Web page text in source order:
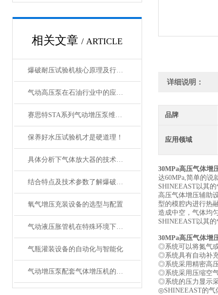
相关文章 / ARTICLE
爆破耐压试验机核心原理及行业应用
气动高压泵在石油行业中的应用及其关键特点是什么？
赛思特STA系列气动增压泵维护保养咨询
保养好水压试验机才是硬道理！
具体分析下气体放大器的技术原理
结合特点及技术参数了解爆破耐压试验机
氧气增压充装设备的选型与配置
气动液压胀管机在特殊环境下的应用及注意事项
气瓶灌装设备的自动化与智能化
气动增压泵配套气体增压机的优点
详细说明：
品牌
应用领域
30MPa高压气体增
达60MPa,简单的说
SHINEEAST以其
高压气体增压辅助
型的模腔内进行热
造成中空，气体均
SHINEEAST以其
30MPa高压气体增
◎系统可以将氮气
◎系统具有自动补
◎系统采用精密高
◎系统采用压缩空
◎系统的压力显示
◎SHINEEAST的气